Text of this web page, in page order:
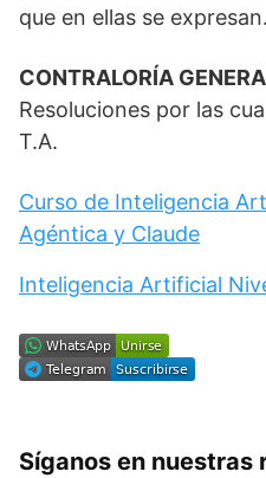
que en ellas se expresan.
CONTRALORÍA
Resoluciones por las
T.A.
Curso de Inteligencia
Agéntica y Claude
Inteligencia Artificial
Síganos en nuestras